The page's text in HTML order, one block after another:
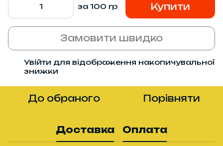
за 100 гр Купити
Замовити швидко
Увійти для відображення накопичувальної
знижки
До обраного Порівняти
Доставка Оплата